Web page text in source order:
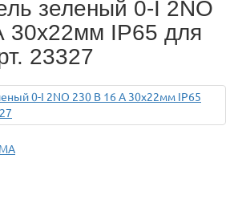
зеленый 0-I 2NO
30x22мм IP65 для
23327